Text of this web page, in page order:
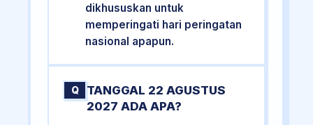
dikhususkan untuk
memperingati hari peringatan
nasional apapun.
Q
TANGGAL 22 AGUSTUS
2027 ADA APA?